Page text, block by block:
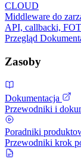
CLOUD
Middleware do
API, callbacki,
Przegląd
Zasoby
Dokumentacja
Przewodniki i
Poradniki
Przewodniki krok